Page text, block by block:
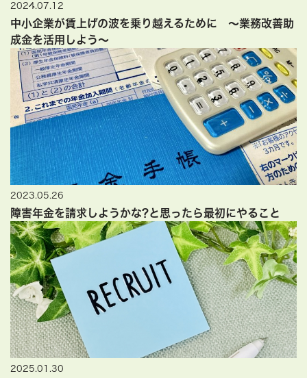
2024.07.12
中小企業が賃上げの波を乗り越えるために ～業務改善助
成金を活用しよう～
2023.05.26
障害年金を請求しようかな?と思ったら最初にやること
2025.01.30